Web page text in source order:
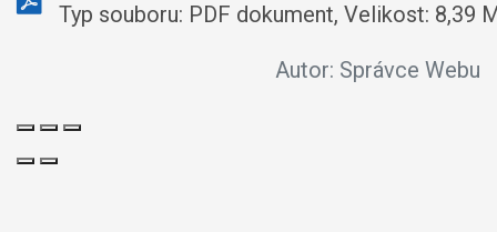
Typ souboru: PDF dokument, Velikost: 8,39
Autor: Správce Webu